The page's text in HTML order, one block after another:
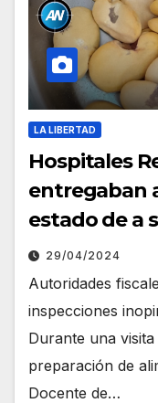
LA LIBERTAD
Hospitales
entregaban
estado de a
29/04/2024
Autoridades
inspecciones
Durante una
preparación de
Docente de…